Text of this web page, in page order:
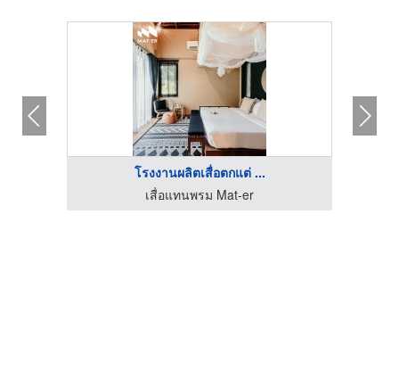
โรงงานผลิตเสื่อตกแต่ ...
เสื่อแทนพรม Mat-er